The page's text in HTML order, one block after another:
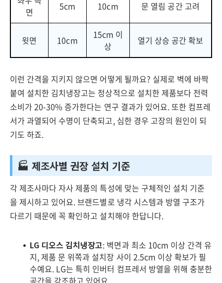
면
5cm 10cm 문 열림 공간 고려
윗면 10cm
15cm 이
상
열기 상승 공간 확보
이런 간격을 지키지 않으면 어떻게 될까요? 실제로 벽에 바짝
붙여 설치한 김치냉장고는 정상적으로 설치한 제품보다 전력
소비가 20-30% 증가한다는 연구 결과가 있어요. 또한 컴프레
서가 과열되어 수명이 단축되고, 심한 경우 고장의 원인이 되
기도 하죠.
🏭 제조사별 권장 설치 기준
각 제조사마다 자사 제품의 특성에 맞는 구체적인 설치 기준
을 제시하고 있어요. 브랜드별로 냉각 시스템과 방열 구조가
다르기 때문에 꼭 확인하고 설치해야 한답니다.
LG 디오스 김치냉장고: 벽면과 최소 10cm 이상 간격 유
지, 제품 문 위쪽과 설치장 사이 2.5cm 이상 확보가 필
수예요. LG는 특히 인버터 컴프레서 방열을 위해 충분한
공간을 강조하고 있어요.